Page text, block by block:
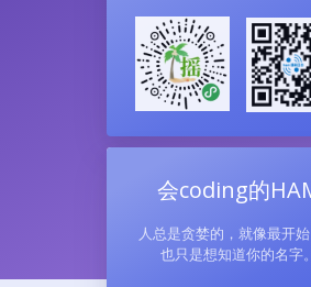
会coding的
人总是贪婪的，就像最开
也只是想知道你的名字。